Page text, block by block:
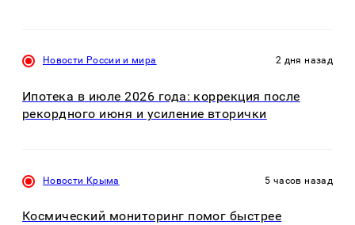
Новости России и мира 2 дня назад
Ипотека в июле 2026 года: коррекция после
рекордного июня и усиление вторички
Новости Крыма 5 часов назад
Космический мониторинг помог быстрее